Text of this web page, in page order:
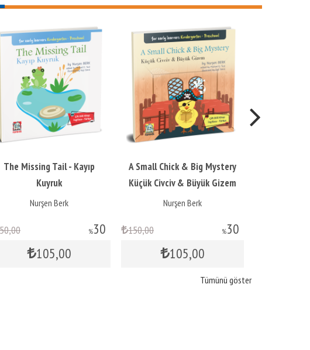
The Missing Tail - Kayıp
Kuyruk
Nurşen Berk
%30
,00
105,00
A Small Chick & Big Mystery
Küçük Civciv & Büyük Gizem
Nurşen Berk
%30
150,00
105,00
Tümünü göster